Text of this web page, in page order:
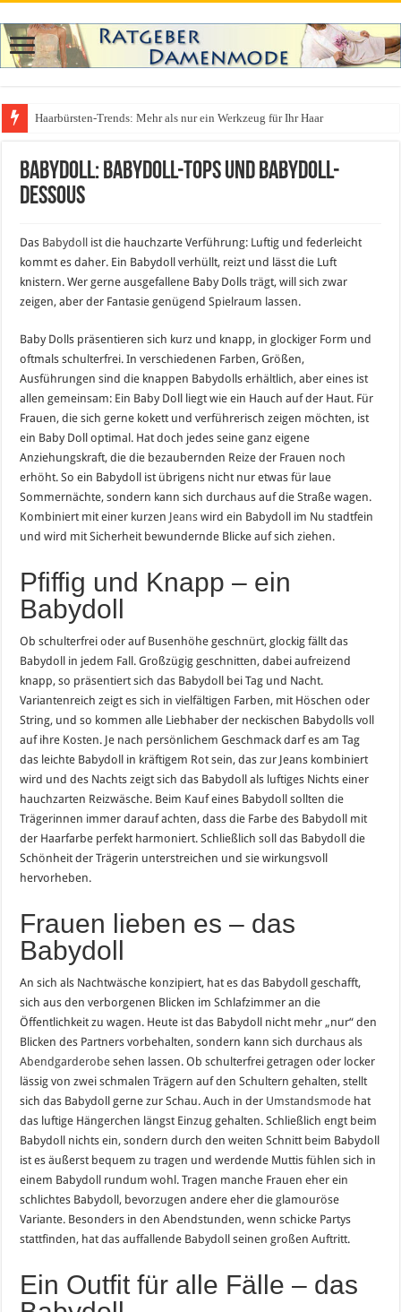
Haarbürsten-Trends: Mehr als nur ein Werkzeug für Ihr Haar
Was zieht man auf ein Festival an? Dein ultimativer Styleguide für die
Babydoll: Babydoll-Tops und Babydoll-
Dessous
Das Babydoll ist die hauchzarte Verführung: Luftig und federleicht
kommt es daher. Ein Babydoll verhüllt, reizt und lässt die Luft
knistern. Wer gerne ausgefallene Baby Dolls trägt, will sich zwar
zeigen, aber der Fantasie genügend Spielraum lassen.
Baby Dolls präsentieren sich kurz und knapp, in glockiger Form und
oftmals schulterfrei. In verschiedenen Farben, Größen,
Ausführungen sind die knappen Babydolls erhältlich, aber eines ist
allen gemeinsam: Ein Baby Doll liegt wie ein Hauch auf der Haut. Für
Frauen, die sich gerne kokett und verführerisch zeigen möchten, ist
ein Baby Doll optimal. Hat doch jedes seine ganz eigene
Anziehungskraft, die die bezaubernden Reize der Frauen noch
erhöht. So ein Babydoll ist übrigens nicht nur etwas für laue
Sommernächte, sondern kann sich durchaus auf die Straße wagen.
Kombiniert mit einer kurzen Jeans wird ein Babydoll im Nu stadtfein
und wird mit Sicherheit bewundernde Blicke auf sich ziehen.
Pfiffig und Knapp – ein
Babydoll
Ob schulterfrei oder auf Busenhöhe geschnürt, glockig fällt das
Babydoll in jedem Fall. Großzügig geschnitten, dabei aufreizend
knapp, so präsentiert sich das Babydoll bei Tag und Nacht.
Variantenreich zeigt es sich in vielfältigen Farben, mit Höschen oder
String, und so kommen alle Liebhaber der neckischen Babydolls voll
auf ihre Kosten. Je nach persönlichem Geschmack darf es am Tag
das leichte Babydoll in kräftigem Rot sein, das zur Jeans kombiniert
wird und des Nachts zeigt sich das Babydoll als luftiges Nichts einer
hauchzarten Reizwäsche. Beim Kauf eines Babydoll sollten die
Trägerinnen immer darauf achten, dass die Farbe des Babydoll mit
der Haarfarbe perfekt harmoniert. Schließlich soll das Babydoll die
Schönheit der Trägerin unterstreichen und sie wirkungsvoll
hervorheben.
Frauen lieben es – das
Babydoll
An sich als Nachtwäsche konzipiert, hat es das Babydoll geschafft,
sich aus den verborgenen Blicken im Schlafzimmer an die
Öffentlichkeit zu wagen. Heute ist das Babydoll nicht mehr „nur“ den
Blicken des Partners vorbehalten, sondern kann sich durchaus als
Abendgarderobe sehen lassen. Ob schulterfrei getragen oder locker
lässig von zwei schmalen Trägern auf den Schultern gehalten, stellt
sich das Babydoll gerne zur Schau. Auch in der Umstandsmode hat
das luftige Hängerchen längst Einzug gehalten. Schließlich engt beim
Babydoll nichts ein, sondern durch den weiten Schnitt beim Babydoll
ist es äußerst bequem zu tragen und werdende Muttis fühlen sich in
einem Babydoll rundum wohl. Tragen manche Frauen eher ein
schlichtes Babydoll, bevorzugen andere eher die glamouröse
Variante. Besonders in den Abendstunden, wenn schicke Partys
stattfinden, hat das auffallende Babydoll seinen großen Auftritt.
Ein Outfit für alle Fälle – das